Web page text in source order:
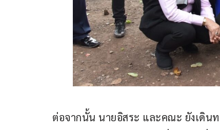
ต่อจากนั้น นายอิสระ และคณะ ยังเดิน